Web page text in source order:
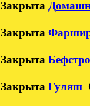
Закрыта
Закрыта
Закрыта
Закрыта Гуляш